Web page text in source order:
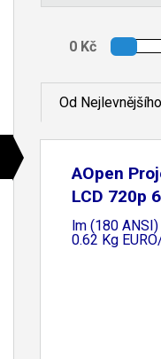
Od Nejlevnějšího
AOpen
LCD 720p
lm (180
0.62 Kg